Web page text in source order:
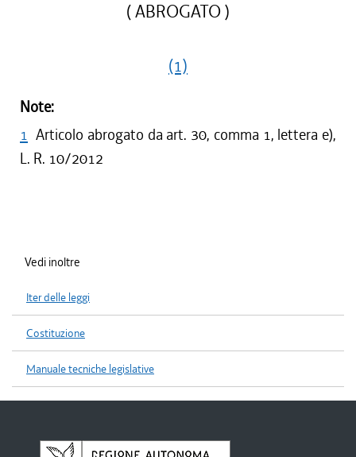
( ABROGATO )
(1)
Note:
1 Articolo abrogato da art. 30, comma 1, lettera e),
L. R. 10/2012
Vedi inoltre
Iter delle leggi
Costituzione
Manuale tecniche legislative